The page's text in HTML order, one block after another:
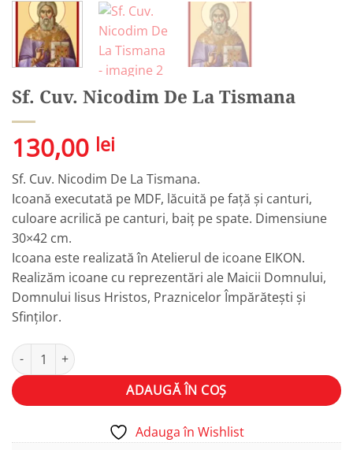
Sf. Cuv. Nicodim De La Tismana
130,00 lei
Sf. Cuv. Nicodim De La Tismana.
Icoană executată pe MDF, lăcuită pe față și canturi,
culoare acrilică pe canturi, baiț pe spate. Dimensiune
30×42 cm.
Icoana este realizată în Atelierul de icoane EIKON.
Realizăm icoane cu reprezentări ale Maicii Domnului,
Domnului Iisus Hristos, Praznicelor Împărătești și
Sfinților.
Cantitate Sf. Cuv. Nicodim De La Tismana
ADAUGĂ ÎN COȘ
Alternative:
Adauga în Wishlist